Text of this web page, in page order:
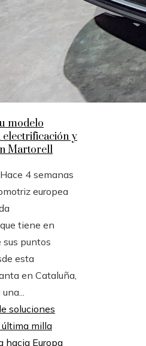
modelo
y
Martorell
Hace 4 semanas
europea
tiene en
sus puntos
esta
en Cataluña,